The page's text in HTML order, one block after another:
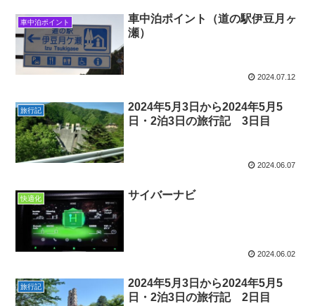
車中泊ポイント
車中泊ポイント（道の駅伊豆月ヶ
瀬）
2024.07.12
旅行記
2024年5月3日から2024年5月5
日・2泊3日の旅行記 3日目
2024.06.07
快適化 サイバーナビ
2024.06.02
旅行記
2024年5月3日から2024年5月5
日・2泊3日の旅行記 2日目